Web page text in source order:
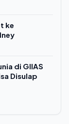
ke
di GIIAS
Disulap